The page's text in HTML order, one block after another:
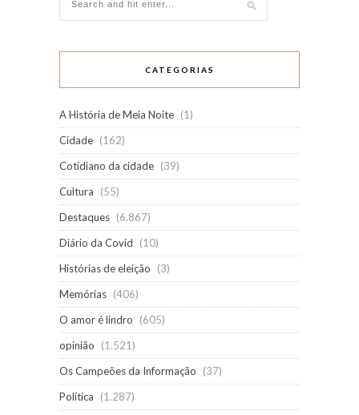
CATEGORIAS
A História de Meia Noite (1)
Cidade (162)
Cotidiano da cidade (39)
Cultura
(55)
Destaques (6.867)
Diário da Covid
(10)
Histórias de eleição
(3)
Memórias (406)
O amor é lindro
(605)
opinião
(1.521)
Os Campeões da Informação
(37)
Política
(1.287)